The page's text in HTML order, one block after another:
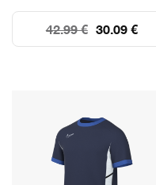
30.09 €
42.99 €